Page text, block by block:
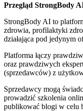
Przegląd StrongBody
StrongBody AI to
zdrowia, profilaktyki
działająca pod jedynym
Platforma łączy
oraz prawdziwych
(sprzedawców) z
Sprzedawcy mogą
prowadzić szkolenia
publikować blogi w celu